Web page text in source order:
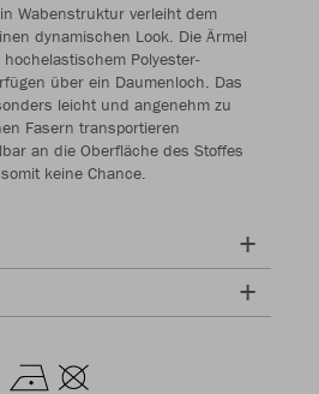
Wabenstruktur verleiht dem
dynamischen Look. Die Ärmel
Polyester-
über ein Daumenloch. Das
leicht und angenehm zu
Fasern transportieren
an die Oberfläche des Stoffes
keine Chance.